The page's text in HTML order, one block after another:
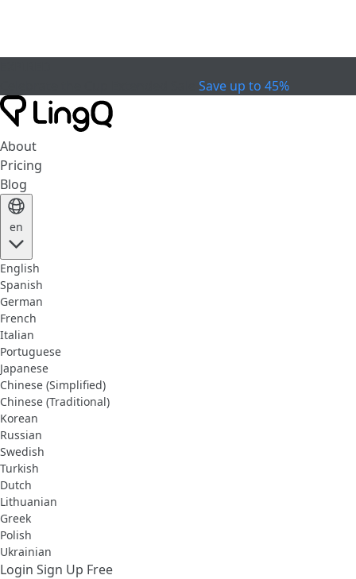
Save up to 45%
About
Pricing
Blog
en
English
Spanish
German
French
Italian
Portuguese
Japanese
Chinese (Simplified)
Chinese (Traditional)
Korean
Russian
Swedish
Turkish
Dutch
Lithuanian
Greek
Polish
Ukrainian
Login Sign Up Free